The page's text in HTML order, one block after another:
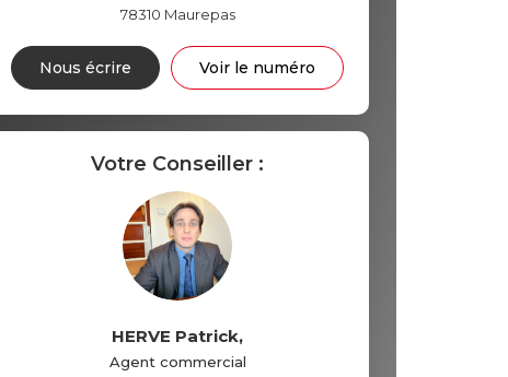
78310 Maurepas
Nous écrire Voir le numéro
Votre Conseiller :
HERVE Patrick,
Agent commercial